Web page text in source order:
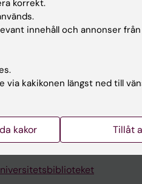
biostatistik, Karolinska
korrekt.
innehåll och annonser
via kakikonen längst ned till
kakor Tillåt